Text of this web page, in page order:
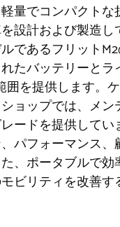
量でコンパクト
設計および製造し
であるフリットM2
たバッテリーとラ
囲を提供します。
ョップでは、メン
ードを提供してい
パフォーマンス、
、ポータブルで効
ビリティを改善す